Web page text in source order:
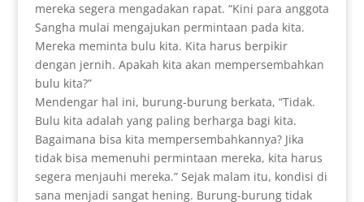
mereka segera mengadakan rapat. “Kini para anggota
Sangha mulai mengajukan permintaan pada kita.
Mereka meminta bulu kita. Kita harus berpikir
dengan jernih. Apakah kita akan mempersembahkan
bulu kita?”
Mendengar hal ini, burung-burung berkata, “Tidak.
Bulu kita adalah yang paling berharga bagi kita.
Bagaimana bisa kita mempersembahkannya? Jika
tidak bisa memenuhi permintaan mereka, kita harus
segera menjauhi mereka.” Sejak malam itu, kondisi di
sana menjadi sangat hening. Burung-burung tidak